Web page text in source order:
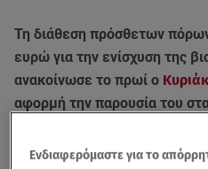
Τη διάθεση πρόσθετων
ευρώ για την ενίσχυση της
ανακοίνωσε το πρωί ο
αφορμή την παρουσία του
στη Μαγνησία.
Ενδιαφερόμαστε για το